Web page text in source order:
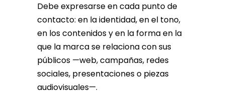
Debe expresarse en cada punto de
contacto: en la identidad, en el tono,
en los contenidos y en la forma en la
que la marca se relaciona con sus
públicos —web, campañas, redes
sociales, presentaciones o piezas
audiovisuales—.